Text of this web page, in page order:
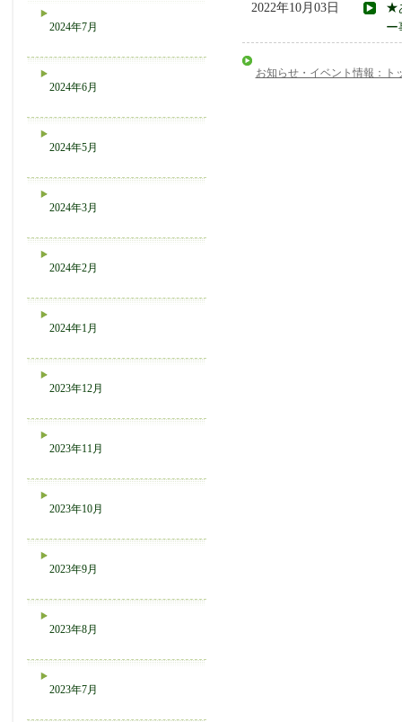
2022年10月03日
★
ー
お知らせ・イベント情報：ト
2024年7月
2024年6月
2024年5月
2024年3月
2024年2月
2024年1月
2023年12月
2023年11月
2023年10月
2023年9月
2023年8月
2023年7月